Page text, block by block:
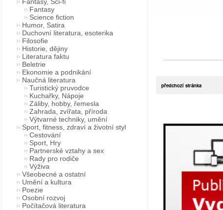
předchozí stránka
Fantasy
Science fiction
Humor, Satira
Duchovní literatura, esoterika
Filosofie
Historie, dějiny
Literatura faktu
Beletrie
Ekonomie a podnikání
Naučná literatura
Turistický pruvodce
Kuchařky, Nápoje
Záliby, hobby, řemesla
Zahrada, zvířata, příroda
Výtvarné techniky, umění
Sport, fitness, zdraví a životní styl
Cestování
Sport, Hry
Partnerské vztahy a sex
Rady pro rodiče
Výživa
Všeobecné a ostatní
Umění a kultura
Poezie
Osobní rozvoj
Počítačová literatura